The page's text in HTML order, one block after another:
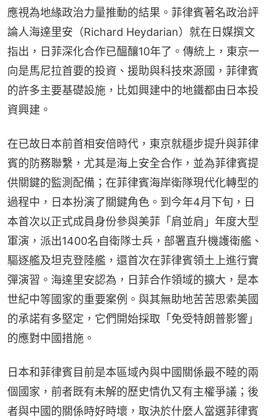
應視為地緣政治力量推動的結果。菲律賓著名政治評
論人海達里安（Richard Heydarian）就在日媒撰文
指出，日菲深化合作已醞釀10年了。傳統上，東京一
向是馬尼拉首要的投資、援助與科技來源國，菲律賓
的許多主要基礎設施，比如興建中的地鐵都由日本投
資興建。
在已故日本前首相安倍時代，東京就穩步提升與菲律
賓的防務聯繫，尤其是海上安全合作，並為菲律賓提
供關鍵的監測配備；在菲律賓海岸衛隊現代化轉型的
過程中，日本扮演了關鍵角色。到今年4月下旬，日
本首次以正式成員身份參與美菲「肩並肩」年度大型
軍演，派出1400名自衛隊士兵，部署直升機護衛艦、
驅逐艦及坦克登陸艦，還首次在菲律賓領土上進行實
彈演習。海達里安認為，日菲合作領域的擴大，是本
世紀中等國家的重要案例。與其無助地苦苦思索美國
的承諾有多堅定，它們開始採取「免受特朗普影響」
的應對中國措施。
日本和菲律賓目前是本區域內與中國關係最不睦的兩
個國家，前者既有未解的歷史情仇又有主權爭議；後
者與中國的關係時好時壞，取決於什麼人當選菲律賓